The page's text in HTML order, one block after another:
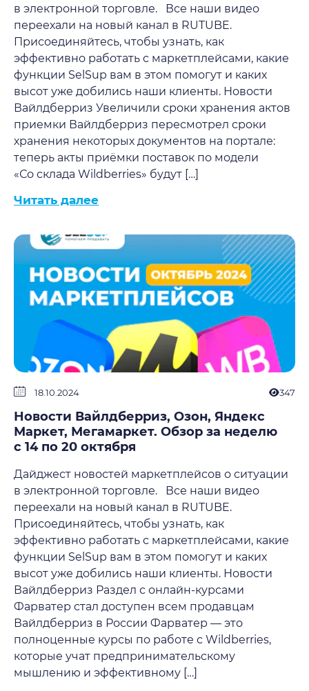
в электронной торговле. Все наши видео
переехали на новый канал в RUTUBE.
Присоединяйтесь, чтобы узнать, как
эффективно работать с маркетплейсами, какие
функции SelSup вам в этом помогут и каких
высот уже добились наши клиенты. Новости
Вайлдберриз Увеличили сроки хранения актов
приемки Вайлдберриз пересмотрел сроки
хранения некоторых документов на портале:
теперь акты приёмки поставок по модели
«Со склада Wildberries» будут […]
Читать далее
18.10.2024 347
Новости Вайлдберриз, Озон, Яндекс
Маркет, Мегамаркет. Обзор за неделю
с 14 по 20 октября
Дайджест новостей маркетплейсов о ситуации
в электронной торговле. Все наши видео
переехали на новый канал в RUTUBE.
Присоединяйтесь, чтобы узнать, как
эффективно работать с маркетплейсами, какие
функции SelSup вам в этом помогут и каких
высот уже добились наши клиенты. Новости
Вайлдберриз Раздел с онлайн-курсами
Фарватер стал доступен всем продавцам
Вайлдберриз в России Фарватер — это
полноценные курсы по работе с Wildberries,
которые учат предпринимательскому
мышлению и эффективному […]